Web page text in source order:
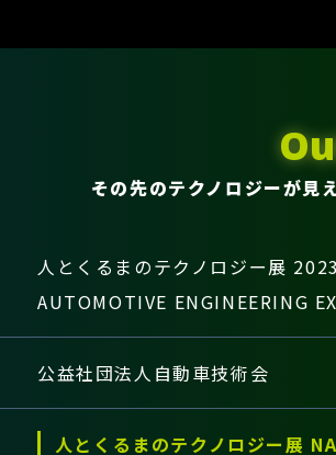
その先のテクノロジーが見
人とくるまのテクノロジー展
AUTOMOTIVE ENGINEERING
公益社団法人自動車技術会
人とくるまのテクノロジー展